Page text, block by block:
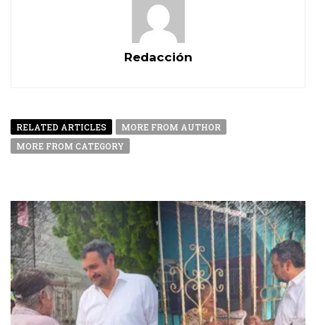
Redacción
RELATED ARTICLES
MORE FROM AUTHOR
MORE FROM CATEGORY